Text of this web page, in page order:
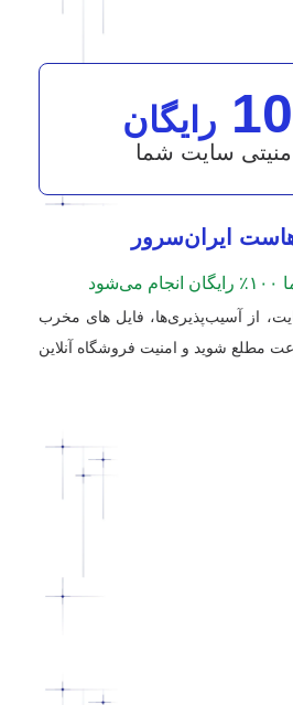
ایران‌سرور
سایت، از آسیب‌پذیری‌ها، فایل های مخرب
مطلع شوید و امنیت فروشگاه آنلاین
رایگان
سایت شما